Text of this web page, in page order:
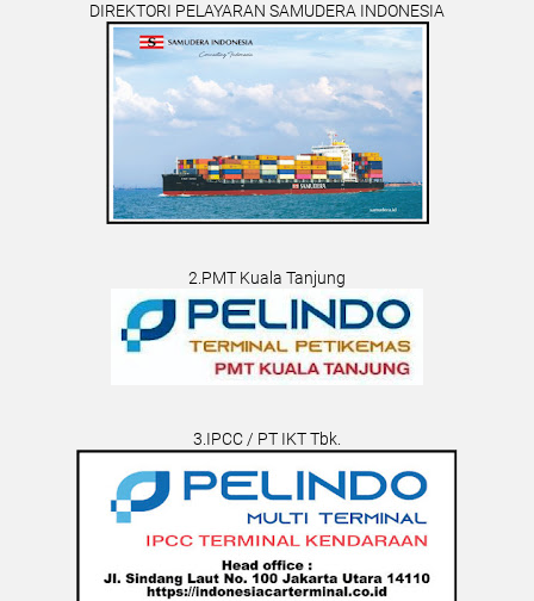
DIREKTORI PELAYARAN SAMUDERA INDONESIA
2.PMT Kuala Tanjung
3.IPCC / PT IKT Tbk.